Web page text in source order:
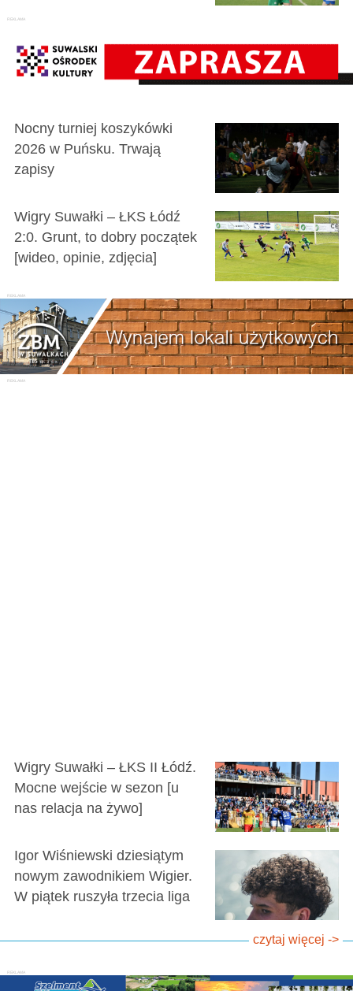
Nocny turniej koszykówki
2026 w Puńsku. Trwają
zapisy
Wigry Suwałki – ŁKS Łódź
2:0. Grunt, to dobry początek
[wideo, opinie, zdjęcia]
Wigry Suwałki – ŁKS II Łódź.
Mocne wejście w sezon [u
nas relacja na żywo]
Igor Wiśniewski dziesiątym
nowym zawodnikiem Wigier.
W piątek ruszyła trzecia liga
czytaj więcej ->